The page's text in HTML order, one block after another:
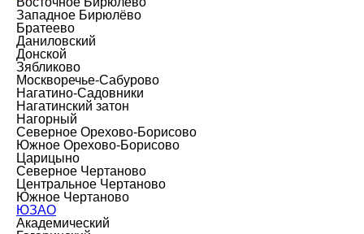
Западное Бирюлёво
Братеево
Даниловский
Донской
Зябликово
Москворечье-Сабурово
Нагатино-Садовники
Нагатинский затон
Нагорный
Северное Орехово-Борисово
Южное Орехово-Борисово
Царицыно
Северное Чертаново
Центральное Чертаново
Южное Чертаново
ЮЗАО
Академический